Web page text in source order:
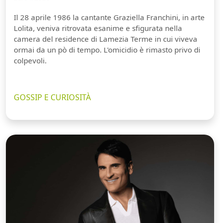
Il 28 aprile 1986 la cantante Graziella Franchini, in arte
Lolita, veniva ritrovata esanime e sfigurata nella
camera del residence di Lamezia Terme in cui viveva
ormai da un pò di tempo. L'omicidio è rimasto privo di
colpevoli.
GOSSIP E CURIOSITÀ